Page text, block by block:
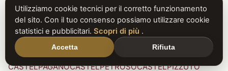
CASTELNUOVO DI PORTO CASTELNUOVO DON BOSCO
CASTELNUOVO MAGRACASTELNUOVO NIGRA
CASTELNUOVO PARANOCASTELNUOVO RANGONE
CASTELNUOVO SCRIVIA
CASTELNUOVO VAL DI CECINA
CASTELPAGANOCASTELPETROSOCASTELPIZZUTO
Utilizziamo cookie tecnici per il corretto funzionamento
del sito. Con il tuo consenso possiamo utilizzare cookie
statistici e pubblicitari. Scopri di più .
Accetta Rifiuta